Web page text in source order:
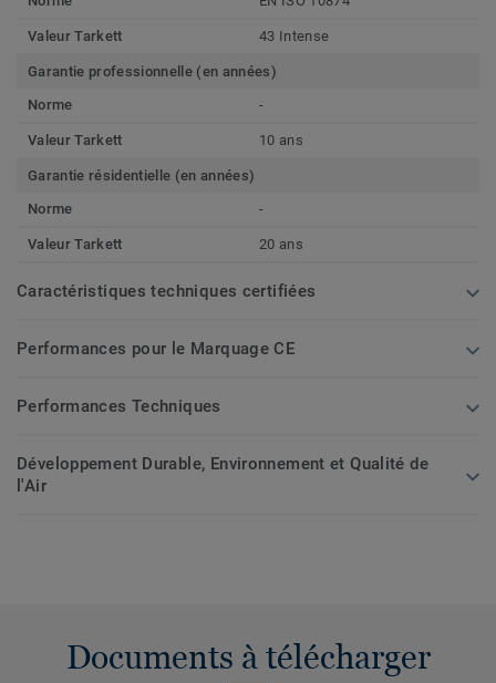
Valeur Tarkett 43 Intense
Garantie professionnelle (en années)
Norme
-
Valeur Tarkett 10 ans
Garantie résidentielle (en années)
Norme
-
Valeur Tarkett 20 ans
Caractéristiques techniques certifiées
Performances pour le Marquage CE
Performances Techniques
Développement Durable, Environnement et Qualité de
l'Air
Documents à télécharger